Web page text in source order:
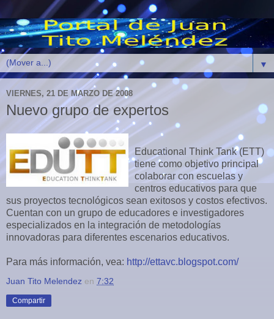
▼
VIERNES, 21 DE MARZO DE 2008
Nuevo grupo de expertos
Educational Think Tank (ETT)
tiene como objetivo principal
colaborar con escuelas y
centros educativos para que
sus proyectos tecnológicos sean exitosos y costos efectivos.
Cuentan con un grupo de educadores e investigadores
especializados en la integración de metodologías
innovadoras para diferentes escenarios educativos.
Para más información, vea: http://ettavc.blogspot.com/
Juan Tito Melendez en 7:32
Compartir